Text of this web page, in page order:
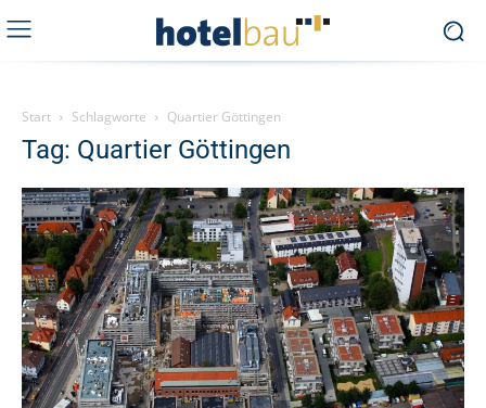
Start Schlagworte Quartier Göttingen
Tag: Quartier Göttingen